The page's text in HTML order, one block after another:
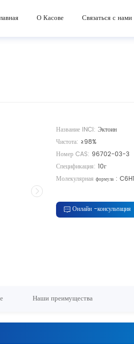
О Касове Связаться с нами
Косметические ингредиенты Устные
Название INCI: Эктоин
Чистота: ≥98%
Номер CAS: 96702-03-3
Спецификация: 10г
Молекулярнаяформула :
Онлайн -консультация
Наши преимущества